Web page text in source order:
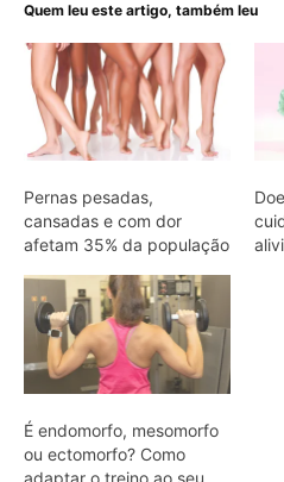
Quem leu este artigo, também leu
Pernas pesadas,
cansadas e com dor
afetam 35% da população
É endomorfo, mesomorfo
ou ectomorfo? Como
adaptar o treino ao seu